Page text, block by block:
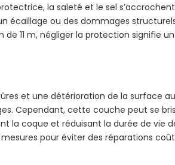
la saleté et le sel s’accrochent
écaillage ou des dommages
11 m, négliger la protection signifie
et une détérioration de la surface
Cependant, cette couche peut se
la coque et réduisant la durée de vie
pour éviter des réparations